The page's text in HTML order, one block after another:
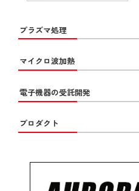
プラズマ処理
マイクロ波加熱
電子機器の受託開発
プロダクト